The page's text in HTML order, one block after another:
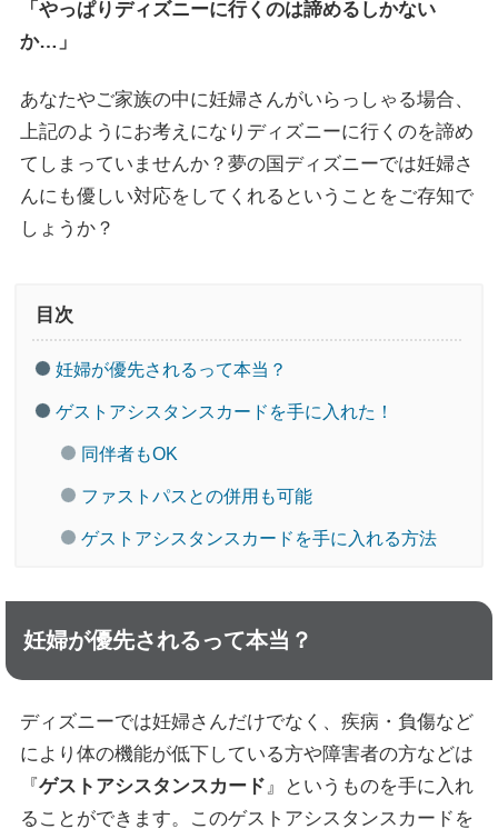
「やっぱりディズニーに行くのは諦めるしかない
か…」
あなたやご家族の中に妊婦さんがいらっしゃる場合、
上記のようにお考えになりディズニーに行くのを諦め
てしまっていませんか？夢の国ディズニーでは妊婦さ
んにも優しい対応をしてくれるということをご存知で
しょうか？
目次
妊婦が優先されるって本当？
ゲストアシスタンスカードを手に入れた！
同伴者もOK
ファストパスとの併用も可能
ゲストアシスタンスカードを手に入れる方法
妊婦が優先されるって本当？
ディズニーでは妊婦さんだけでなく、疾病・負傷など
により体の機能が低下している方や障害者の方などは
『ゲストアシスタンスカード』というものを手に入れ
ることができます。このゲストアシスタンスカードを